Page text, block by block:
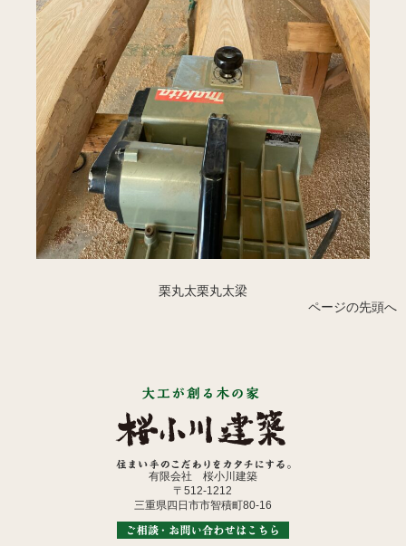
栗丸太栗丸太梁
ページの先頭へ
有限会社 桜小川建築
〒512-1212
三重県四日市市智積町80-16